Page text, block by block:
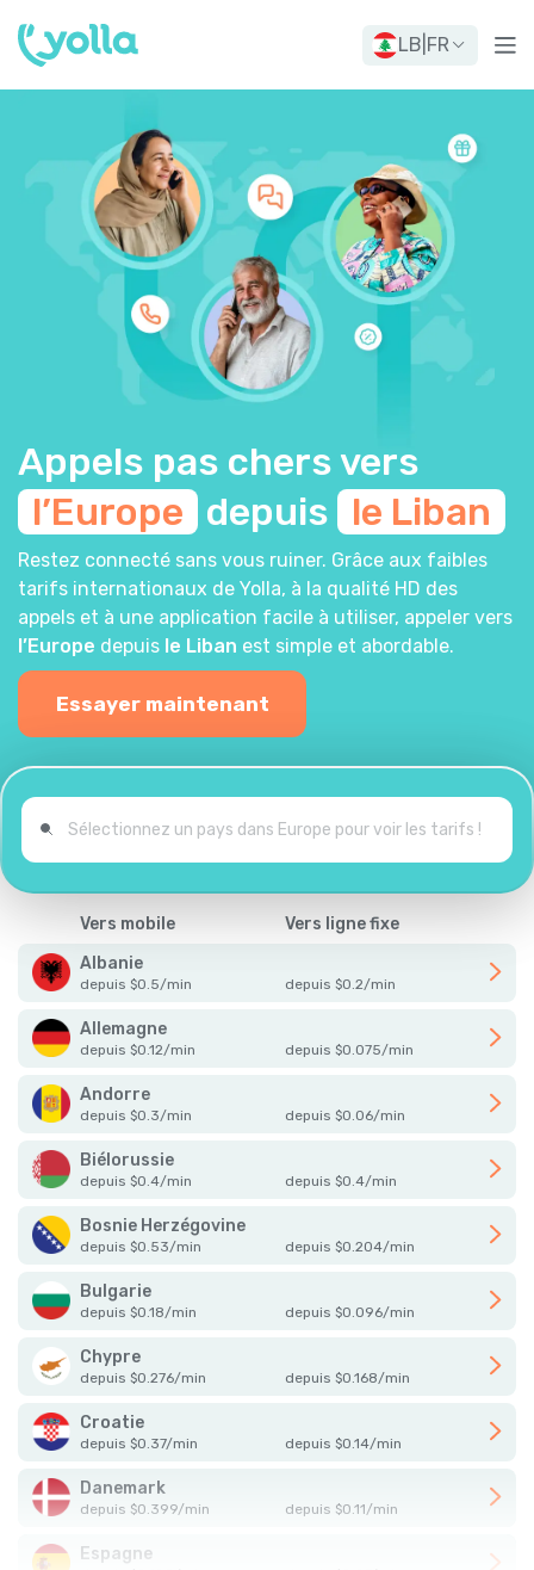
LB FR
Appels pas chers vers
l’Europe depuis le Liban
Restez connecté sans vous ruiner. Grâce aux faibles
tarifs internationaux de Yolla, à la qualité HD des
appels et à une application facile à utiliser, appeler vers
l’Europe depuis le Liban est simple et abordable.
Essayer maintenant
Vers mobile
Vers ligne fixe
Albanie
depuis $0.5/min depuis $0.2/min
Allemagne
depuis $0.12/min depuis $0.075/min
Andorre
depuis $0.3/min depuis $0.06/min
Biélorussie
depuis $0.4/min depuis $0.4/min
Bosnie Herzégovine
depuis $0.53/min depuis $0.204/min
Bulgarie
depuis $0.18/min depuis $0.096/min
Chypre
depuis $0.276/min depuis $0.168/min
Croatie
depuis $0.37/min depuis $0.14/min
Danemark
depuis $0.399/min depuis $0.11/min
Espagne